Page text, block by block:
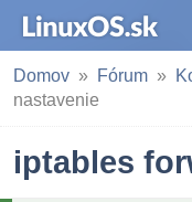
Domov Fórum
nastavenie
iptables